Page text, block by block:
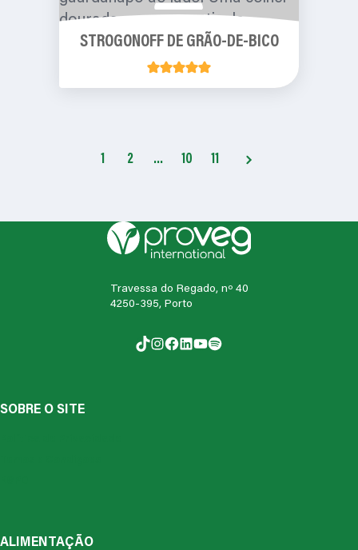
STROGONOFF DE GRÃO-DE-BICO
1 2 … 10 11
Travessa do Regado, nº 40
4250-395, Porto
TikTok Instagram Facebook LinkedIn YouTube Spotify
SOBRE O SITE
ALIMENTAÇÃO